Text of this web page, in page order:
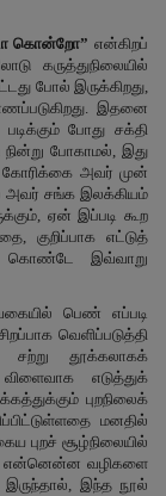
கொன்றோ” என்கிறப்
கருத்துநிலையில்
போல் இருக்கிறது,
இதனை
படிக்கும் போது சக்தி
போகாமல், இது
கோரிக்கை அவர் முன்
அவர் சங்க இலக்கியம்
ஏன் இப்படி கூற
குறிப்பாக எட்டுத்
கொண்டே இவ்வாறு
பெண் எப்படி
வெளிப்படுத்தி
தூக்கலாகக்
எடுத்துக்
புறநிலைக்
மனதில்
புறச் சூழ்நிலையில்
என்னென்ன வழிகளை
இருந்தால், இந்த நூல்